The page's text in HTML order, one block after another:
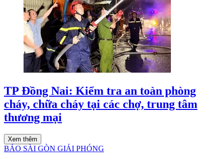
TP Đồng Nai: Kiểm tra an toàn phòng
cháy, chữa cháy tại các chợ, trung tâm
thương mại
Xem thêm
BÁO SÀI GÒN GIẢI PHÓNG